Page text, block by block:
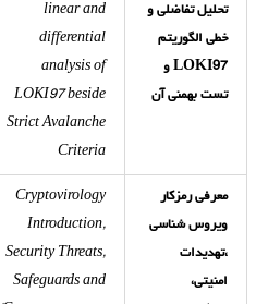
تحلیل تفاضلی و
خطی الگوریتم
LOKI97 و
تست بهمنی آن
linear and
differential
analysis of
LOKI97 beside
Strict Avalanche
Criteria
معرفی رمزکار
ویروس شناسی
،تهدیدات
امنیتی،
Cryptovirology
Introduction,
Security Threats,
Safeguards and